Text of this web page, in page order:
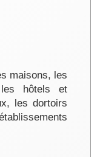
maisons, les
les hôtels et
les dortoirs